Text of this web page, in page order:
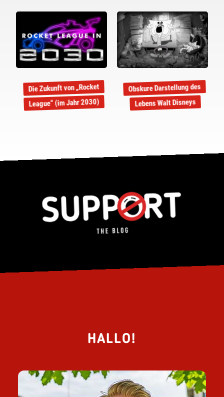
Die Zukunft von „Rocket
League“ (im Jahr 2030)
Obskure Darstellung des
Lebens Walt Disneys
HALLO!